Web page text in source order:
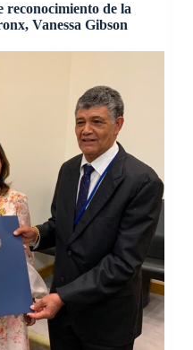
reconocimiento de la
Vanessa Gibson